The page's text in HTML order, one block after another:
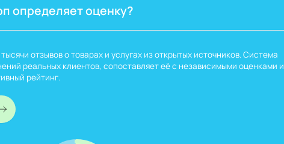
определяет оценку?
отзывов о товарах и услугах из открытых источников. Система
реальных клиентов, сопоставляет её с независимыми оценками и
рейтинг.